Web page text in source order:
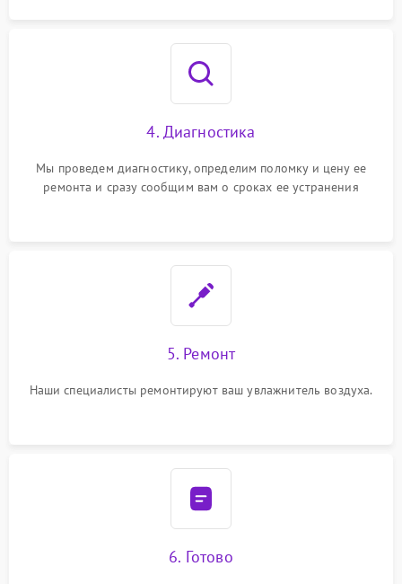
4. Диагностика
Мы проведем диагностику, определим поломку и цену ее
ремонта и сразу сообщим вам о сроках ее устранения
5. Ремонт
Наши специалисты ремонтируют ваш увлажнитель воздуха.
6. Готово